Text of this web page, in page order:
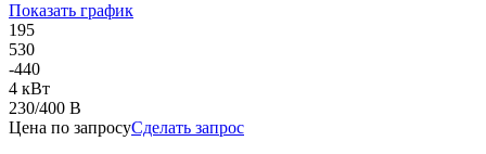
Показать график
195
530
-440
4 кВт
230/400 В
Цена по запросуСделать запрос